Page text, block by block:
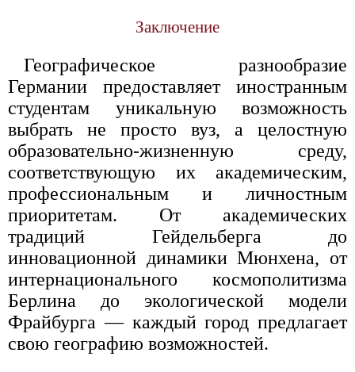
Заключение
Географическое разнообразие
Германии предоставляет иностранным
студентам уникальную возможность
выбрать не просто вуз, а целостную
образовательно-жизненную среду,
соответствующую их академическим,
профессиональным и личностным
приоритетам. От академических
традиций Гейдельберга до
инновационной динамики Мюнхена, от
интернационального космополитизма
Берлина до экологической модели
Фрайбурга — каждый город предлагает
свою географию возможностей.